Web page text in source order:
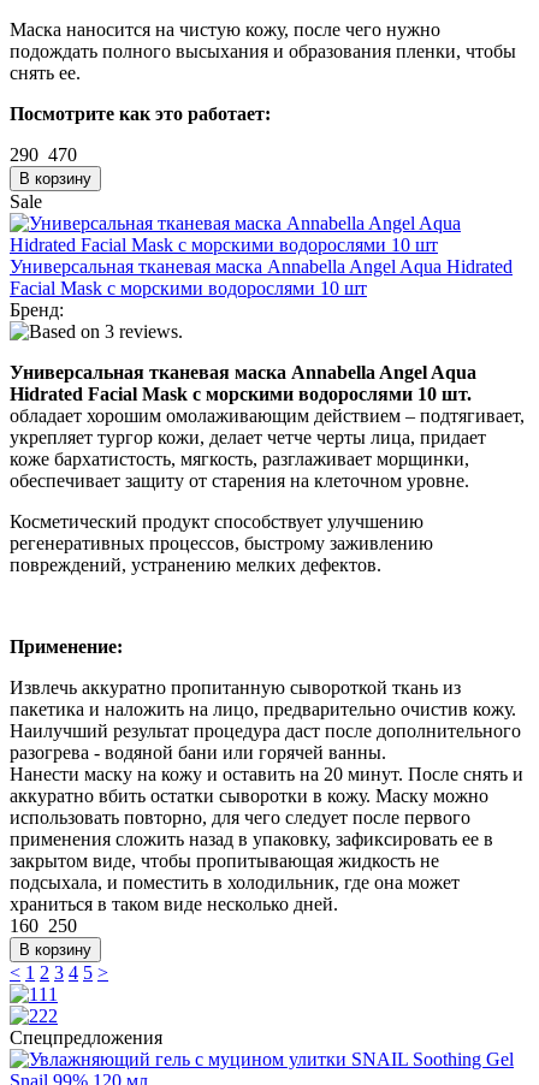
Маска наносится на чистую кожу, после чего нужно
подождать полного высыхания и образования пленки, чтобы
снять ее.
Посмотрите как это работает:
290 470
Sale
Универсальная тканевая маска Annabella Angel Aqua Hidrated
Facial Mask с морскими водорослями 10 шт
Бренд:
Универсальная тканевая маска Annabella Angel Aqua
Hidrated Facial Mask с морскими водорослями 10 шт.
обладает хорошим омолаживающим действием – подтягивает,
укрепляет тургор кожи, делает четче черты лица, придает
коже бархатистость, мягкость, разглаживает морщинки,
обеспечивает защиту от старения на клеточном уровне.
Косметический продукт способствует улучшению
регенеративных процессов, быстрому заживлению
повреждений, устранению мелких дефектов.
Применение:
Извлечь аккуратно пропитанную сывороткой ткань из
пакетика и наложить на лицо, предварительно очистив кожу.
Наилучший результат процедура даст после дополнительного
разогрева - водяной бани или горячей ванны.
Нанести маску на кожу и оставить на 20 минут. После снять и
аккуратно вбить остатки сыворотки в кожу. Маску можно
использовать повторно, для чего следует после первого
применения сложить назад в упаковку, зафиксировать ее в
закрытом виде, чтобы пропитывающая жидкость не
подсыхала, и поместить в холодильник, где она может
храниться в таком виде несколько дней.
160 250
< 1 2 3 4 5 >
Спецпредложения